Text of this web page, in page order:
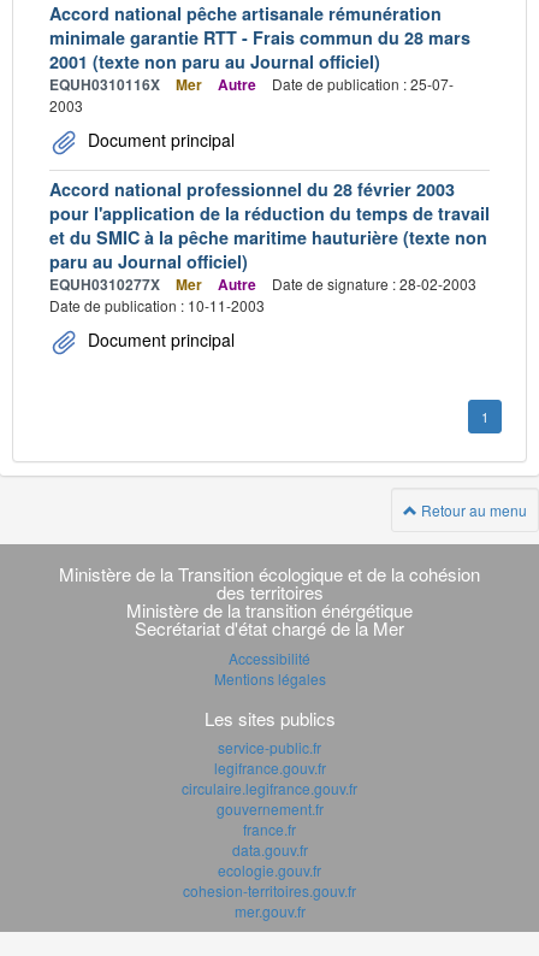
Accord national pêche artisanale rémunération
minimale garantie RTT - Frais commun du 28 mars
2001 (texte non paru au Journal officiel)
EQUH0310116X Mer Autre
Date de publication : 25-07-
2003
Document principal
Accord national professionnel du 28 février 2003
pour l'application de la réduction du temps de travail
et du SMIC à la pêche maritime hauturière (texte non
paru au Journal officiel)
EQUH0310277X Mer Autre
Date de signature : 28-02-2003
Date de publication : 10-11-2003
Document principal
1
Retour au menu
Navigation
transverse
Ministère de la Transition écologique et de la cohésion
des territoires
Ministère de la transition énérgétique
Secrétariat d'état chargé de la Mer
Accessibilité
Mentions légales
Les sites publics
service-public.fr
legifrance.gouv.fr
circulaire.legifrance.gouv.fr
gouvernement.fr
france.fr
data.gouv.fr
ecologie.gouv.fr
cohesion-territoires.gouv.fr
mer.gouv.fr